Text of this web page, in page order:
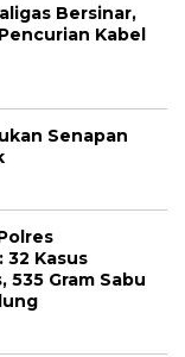
Bersinar,
Kabel
Senapan
Kasus
Gram Sabu